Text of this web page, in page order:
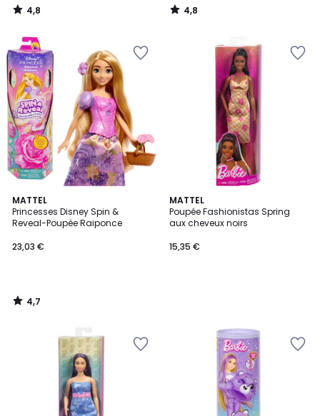
4,8
/
4,8
/
MATTEL
Princesses Disney Spin &
Reveal-Poupée Raiponce
23,03 €
4,7
/ 5
4,7
/
MATTEL
Poupée Fashionistas Spring
aux cheveux noirs
15,35 €